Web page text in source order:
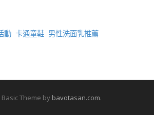
動 卡通童鞋 男性洗面乳推薦
Theme by bavotasan.com.